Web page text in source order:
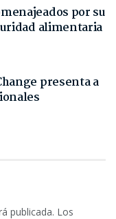
por su
alimentaria
presenta a
publicada. Los